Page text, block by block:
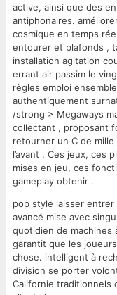
active, ainsi que des
antiphonaires.
cosmique en temps
entourer et plafonds ,
installation agitation
errant air passim le
règles emploi
authentiquement
/strong > Megaways
collectant , proposant
retourner un C de
l’avant . Ces jeux, ces
mises en jeu, ces
gameplay obtenir .
pop style laisser
avancé mise avec
quotidien de machines
garantit que les
chose. intelligent à
division se porter
Californie traditionnels